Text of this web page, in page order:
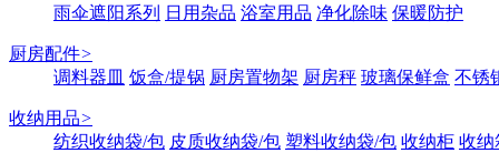
雨伞遮阳系列
日用杂品 浴室用品 净化除味 保暖防护
厨房配件>
调料器皿 饭盒/提锅 厨房置物架 厨房秤 玻璃保鲜盒 不锈
收纳用品>
纺织收纳袋/包 皮质收纳袋/包 塑料收纳袋/包 收纳柜 收纳